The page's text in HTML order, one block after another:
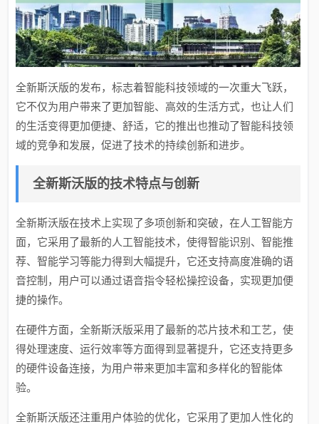
全新斯沃版的发布，标志着智能科技领域的一次重大飞跃，
它不仅为用户带来了更加智能、高效的生活方式，也让人们
的生活变得更加便捷、舒适，它的推出也推动了智能科技领
域的竞争和发展，促进了技术的持续创新和进步。
全新斯沃版的技术特点与创新
全新斯沃版在技术上实现了多项创新和突破，在人工智能方
面，它采用了最新的人工智能技术，使得智能识别、智能推
荐、智能学习等能力得到大幅提升，它还支持高度准确的语
音控制，用户可以通过语音指令轻松操控设备，实现更加便
捷的操作。
在硬件方面，全新斯沃版采用了最新的芯片技术和工艺，使
得处理速度、运行效率等方面得到显著提升，它还支持更多
的硬件设备连接，为用户带来更加丰富和多样化的智能体
验。
全新斯沃版还注重用户体验的优化，它采用了更加人性化的